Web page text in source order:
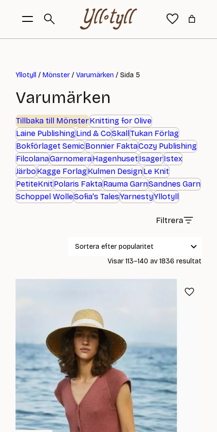
Yllotyll / Mönster/ Varumärken / Sida 5
Varumärken
Tillbaka till MönsterKnitting for Olive
Laine PublishingLind & CoSkallTukan Förlag
Bokförlaget SemicBonnier FaktaCozy Publishing
FilcolanaGarnomeraHagenhusetIsagerIstex
JärboKagge ForlagKulmen DesignLe Knit
PetiteKnitPolaris FaktaRauma GarnSandnes Garn
Schoppel WolleSofia's TalesYarnestyYllotyll
Filtrera
Visar 113–140 av 1836 resultat